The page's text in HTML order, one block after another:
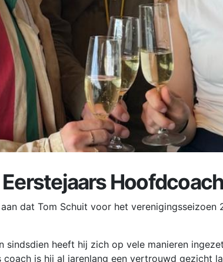
Hoofdcoach
dat Tom Schuit voor het
sindsdien heeft hij zich op vele manieren
is hij al jarenlang een vertrouwd gezicht